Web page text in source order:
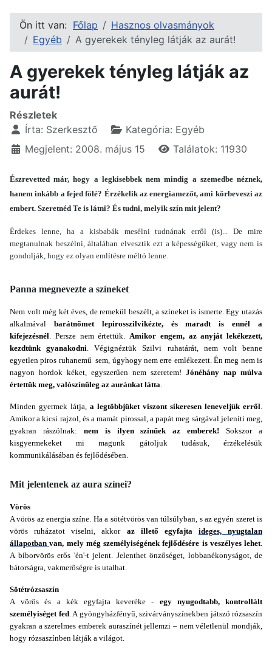
Ön itt van: Főlap
Hasznos olvasmányok
Egyéb
A gyerekek tényleg látják az aurát!
A gyerekek tényleg látják az
aurát!
Részletek
Írta: Szerkesztő Kategória: Egyéb
Megjelent: 2008. május 15
Találatok: 11930
Észrevetted már, hogy a legkisebbek nem mindig a szemedbe néznek,
hanem inkább a fejed fölé? Érzékelik az energiamezőt, ami körbeveszi az
embert. Szeretnéd Te is látni? És tudni, melyik szín mit jelent?
Érdekes lenne, ha a kisbabák mesélni tudnának erről (is)... De mire
megtanulnak beszélni, általában elvesztik ezt a képességüket, vagy nem is
gondolják, hogy ez olyan említésre méltó lenne.
Panna megnevezte a színeket
Nem volt még két éves, de remekül beszélt, a színeket is ismerte. Egy utazás
alkalmával barátnőmet lepirosszilvikézte, és maradt is ennél a
kifejezésnél. Persze nem értettük. Amikor engem, az anyját lekékezett,
kezdtünk gyanakodni. Végignéztük Szilvi ruhatárát, nem volt benne
egyetlen piros ruhanemű sem, úgyhogy nem erre emlékezett. Én meg nem is
nagyon hordok kéket, egyszerűen nem szeretem! Jónéhány nap múlva
értettük meg, valószínűleg az auránkat látta.
Minden gyermek látja, a legtöbbjüket viszont sikeresen leneveljük erről.
Amikor a kicsi rajzol, és a mamát pirossal, a papát meg sárgával jeleníti meg,
gyakran rászólnak: nem is ilyen színűek az emberek! Sokszor a
kisgyermekeket mi magunk gátoljuk tudásuk, érzékelésük
kommunikálásában és fejlődésében.
Mit jelentenek az aura színei?
Vörös
A vörös az energia színe. Ha a sötétvörös van túlsúlyban, s az egyén szeret is
vörös ruházatot viselni, akkor az illető egyfajta
ideges, nyugtalan
állapotbanvan, mely még személyiségének fejlődésére is veszélyes lehet
A bíborvörös erős 'én'-t jelent. Jelenthet önzőséget, lobbanékonyságot, de
bátorságra, vakmerőségre is utalhat.
Sötétrózsaszín
A vörös és a kék egyfajta keveréke - egy nyugodtabb, kontrollált
személyiséget fed. A gyöngyházfényű, szivárványszínekben játszó rózsaszín
gyakran a szerelmes emberek auraszínét jellemzi – nem véletlenül mondják,
hogy rózsaszínben látják a világot.